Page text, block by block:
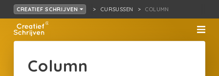
CREATIEF SCHRIJVEN CURSUSSEN COLUMN
Column